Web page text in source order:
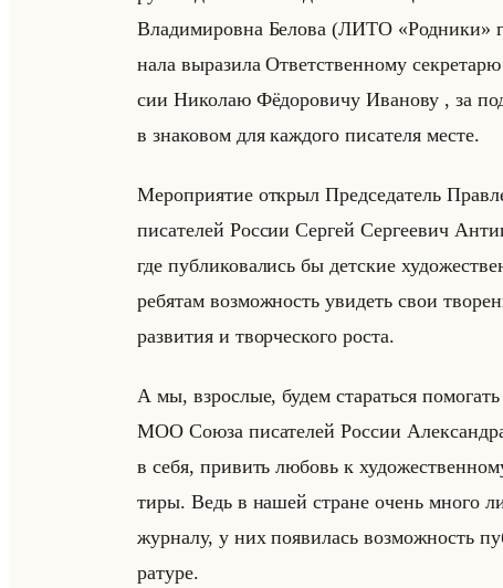
Вла­ди­ми­ров­на Бе­ло­ва (ЛИТО «Родники»
на­ла вы­ра­зи­ла От­вет­ствен­но­му
сии Ни­ко­лаю Фё­до­ро­ви­чу Ива­но­ву , за
в зна­ко­вом для каж­до­го пи­са­те­ля месте.
Ме­ро­при­ятие от­крыл Пред­се­да­тель
пи­са­те­лей Рос­сии Сер­гей Сер­ге­евич
где публиковались бы детские
ребятам возможность увидеть свои
развития и творческого роста.
А мы, взрослые, будем стараться
МОО Союза пи­са­те­лей Рос­сии
в себя, при­вить лю­бовь к
ти­ры. Ведь в нашей стране очень много
жур­на­лу, у них по­яви­лась воз­мож­ность
ра­ту­ре.